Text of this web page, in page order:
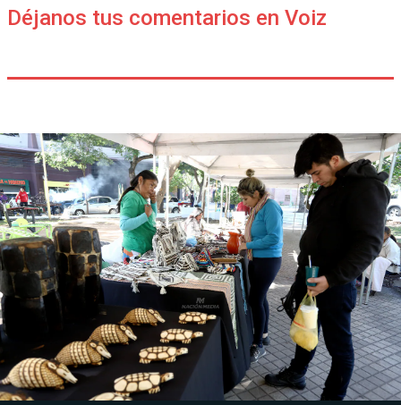
Déjanos tus comentarios en Voiz